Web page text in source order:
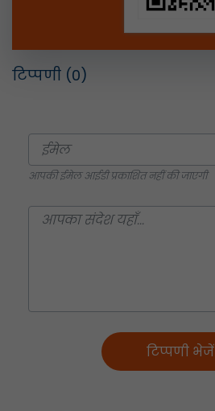
टिप्पणी (0)
आपकी ईमेल आईडी प्रकाशित नहीं की जाएगी
टिप्पणी भेजें